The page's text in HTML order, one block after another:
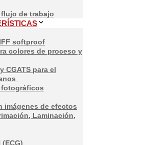
de trabajo
softproof
colores de proceso y
CGATS para el
imágenes de efectos
Laminación,